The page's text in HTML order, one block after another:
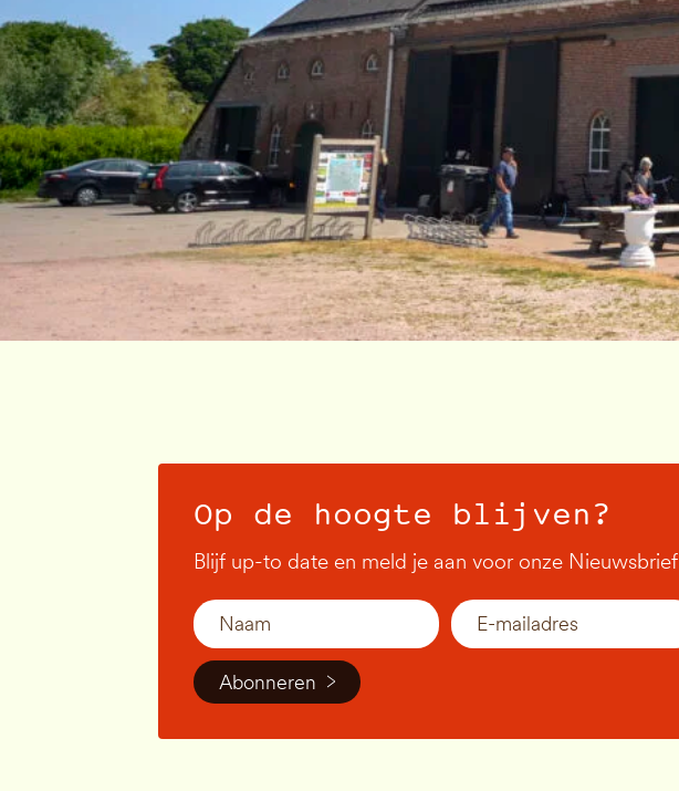
Op de hoogte blijven?
Blijf up-to date en meld je aan voor onze Nieuwsbrief
Abonneren